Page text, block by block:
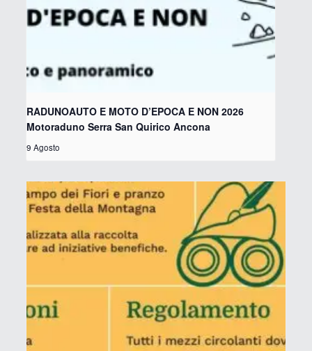
RADUNOAUTO E MOTO D’EPOCA E NON 2026
Motoraduno Serra San Quirico Ancona
9 Agosto